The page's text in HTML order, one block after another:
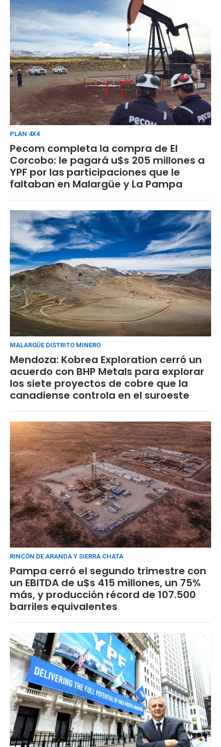
PLAN 4X4
Pecom completa la compra de El
Corcobo: le pagará u$s 205 millones a
YPF por las participaciones que le
faltaban en Malargüe y La Pampa
MALARGÜE DISTRITO MINERO
Mendoza: Kobrea Exploration cerró un
acuerdo con BHP Metals para explorar
los siete proyectos de cobre que la
canadiense controla en el suroeste
RINCÓN DE ARANDA Y SIERRA CHATA
Pampa cerró el segundo trimestre con
un EBITDA de u$s 415 millones, un 75%
más, y producción récord de 107.500
barriles equivalentes